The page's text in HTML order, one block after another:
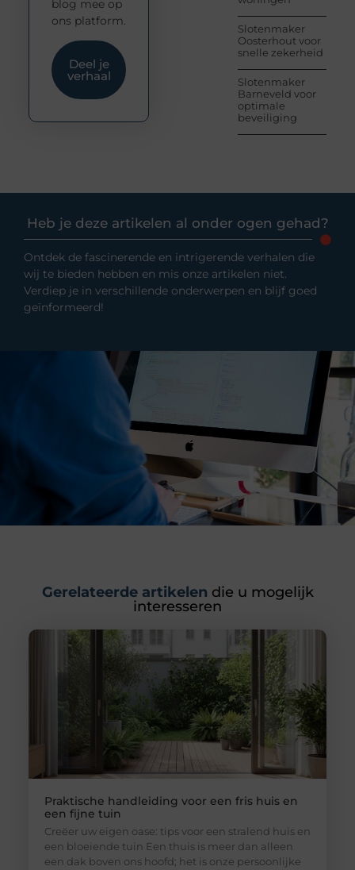
Slotenmaker
Oosterhout voor
snelle zekerheid
Slotenmaker
Barneveld voor
optimale
beveiliging
blog mee op
ons platform.
Deel je
verhaal
Heb je deze artikelen al onder ogen gehad?
Ontdek de fascinerende en intrigerende verhalen die
wij te bieden hebben en mis onze artikelen niet.
Verdiep je in verschillende onderwerpen en blijf goed
geïnformeerd!
Gerelateerde artikelen die u mogelijk
interesseren
Praktische handleiding voor een fris huis en
een fijne tuin
Creëer uw eigen oase: tips voor een stralend huis en
een bloeiende tuin Een thuis is meer dan alleen
een dak boven ons hoofd; het is onze persoonlijke